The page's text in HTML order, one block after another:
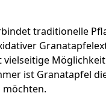
traditionelle
ist Granatapfel